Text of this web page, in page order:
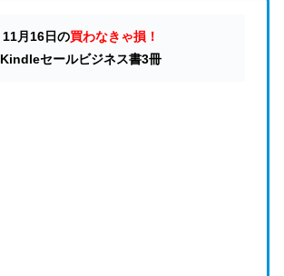
11月16日の買わなきゃ損！
Kindleセールビジネス書3冊